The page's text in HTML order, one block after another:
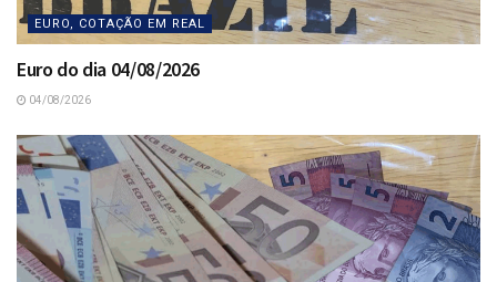
EURO, COTAÇÃO EM REAL
Euro do dia 04/08/2026
04/08/2026